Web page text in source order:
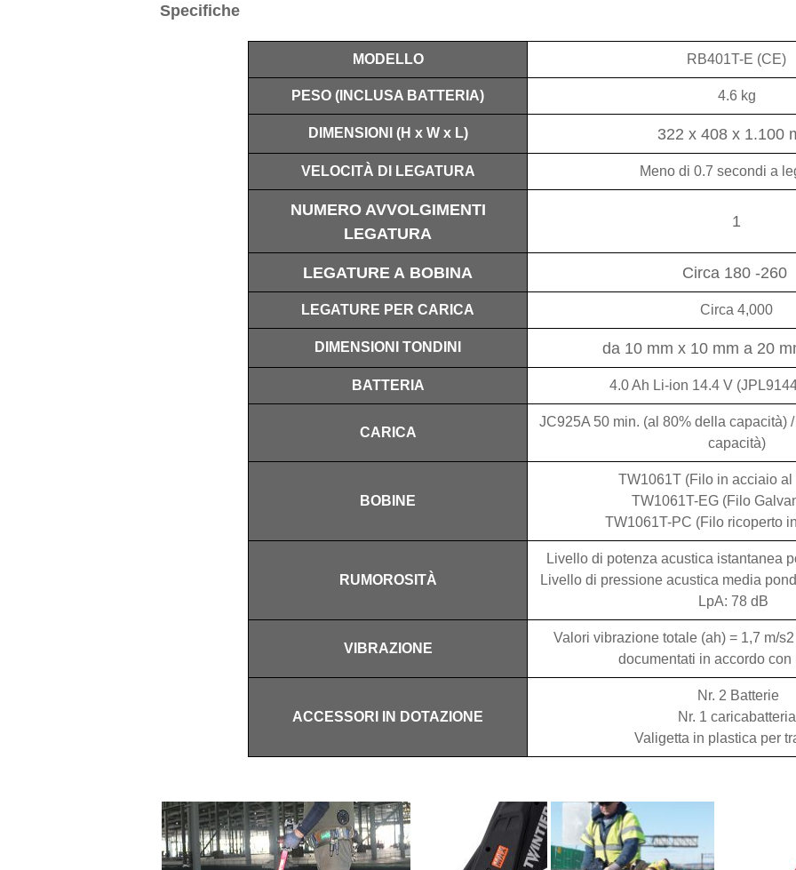
Specifiche
MODELLO RB401T-E (CE)
PESO (INCLUSA BATTERIA) 4.6 kg
DIMENSIONI (H x W x L) 322 x 408 x 1.100
VELOCITÀ DI LEGATURA Meno di ­0.7 secondi a
NUMERO AVVOLGIMENTI
LEGATURA
1
LEGATURE A BOBINA Circa 180 -260
LEGATURE PER CARICA Circa 4,000
DIMENSIONI TONDINI da 10 mm x 10 mm a 20
BATTERIA 4.0 Ah Li-ion 14.4 V
CARICA
JC925A 50 min. (al 80% della capacità)
capacità)
BOBINE
TW1061T (Filo in acciaio al
TW1061T-EG (Filo
TW1061T-PC (Filo ricoperto
RUMOROSITÀ
Livello di potenza acustica istantanea
Livello di pressione acustica media
LpA: 78 dB
VIBRAZIONE
Valori vibrazione totale (ah) = 1,7 m/
documentati in accordo con
ACCESSORI IN DOTAZIONE
Nr. 2 Batterie
Nr. 1 caricabatteria
Valigetta in plastica per